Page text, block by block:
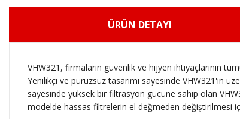
ÜRÜN DETAYI
VHW321, firmaların güvenlik ve hijyen ihtiyaçlarının
Yenilikçi ve pürüzsüz tasarımı sayesinde VHW321'in
sayesinde yüksek bir filtrasyon gücüne sahip olan
modelde hassas filtrelerin el değmeden değiştirilmesi